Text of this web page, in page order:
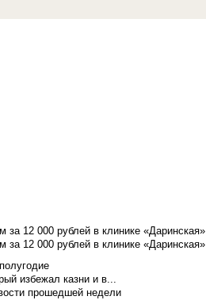
12 000 рублей в клинике «Даринская»
12 000 рублей в клинике «Даринская»
избежал казни и в...
прошедшей недели